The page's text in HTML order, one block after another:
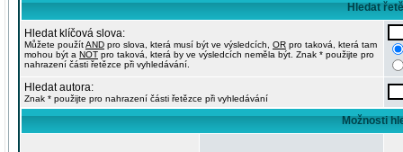
Hledat
Hledat klíčová slova:
Můžete použítAND pro slova, která musí být ve výsledcích, OR pro taková, která tam
mohou být a NOT pro taková, která by ve výsledcích neměla být. Znak * použijte pro
nahrazení části řetězce při vyhledávání.
Hledat autora:
Znak * použijte pro nahrazení části řetězce při vyhledávání
Možnosti